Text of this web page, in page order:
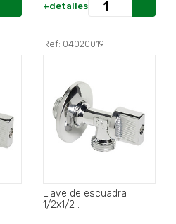
+detalles
Ref: 04020019
Llave de escuadra
1/2x1/2 .